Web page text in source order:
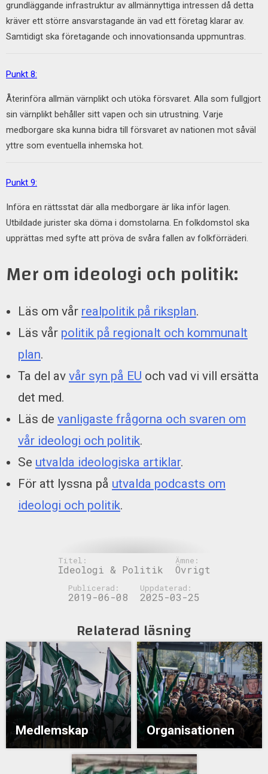
grundläggande infrastruktur av allmännyttiga intressen då detta
kräver ett större ansvarstagande än vad ett företag klarar av.
Samtidigt ska företagande och innovationsanda uppmuntras.
Punkt 8:
Återinföra allmän värnplikt och utöka försvaret. Alla som fullgjort
sin värnplikt behåller sitt vapen och sin utrustning. Varje
medborgare ska kunna bidra till försvaret av nationen mot såväl
yttre som eventuella inhemska hot.
Punkt 9:
Införa en rättsstat där alla medborgare är lika inför lagen.
Utbildade jurister ska döma i domstolarna. En folkdomstol ska
upprättas med syfte att pröva de svåra fallen av folkförräderi.
Mer om ideologi och politik:
Läs om vår realpolitik på riksplan.
Läs vår politik på regionalt och kommunalt
plan.
Ta del av vår syn på EU och vad vi vill ersätta
det med.
Läs de vanligaste frågorna och svaren om
vår ideologi och politik.
Se utvalda ideologiska artiklar.
För att lyssna på utvalda podcasts om
ideologi och politik.
Titel:
Ideologi & Politik
Ämne:
Övrigt
Publicerad:
2019-06-08
Uppdaterad:
2025-03-25
Relaterad läsning
Medlemskap Organisationen